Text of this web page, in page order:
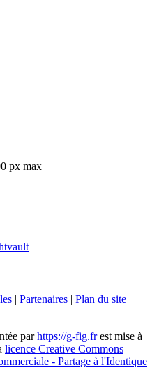
px max
| Partenaires | Plan du site
parhttps://g-fig.frest mise à
licence Creative Commons
- Partage à l'Identique